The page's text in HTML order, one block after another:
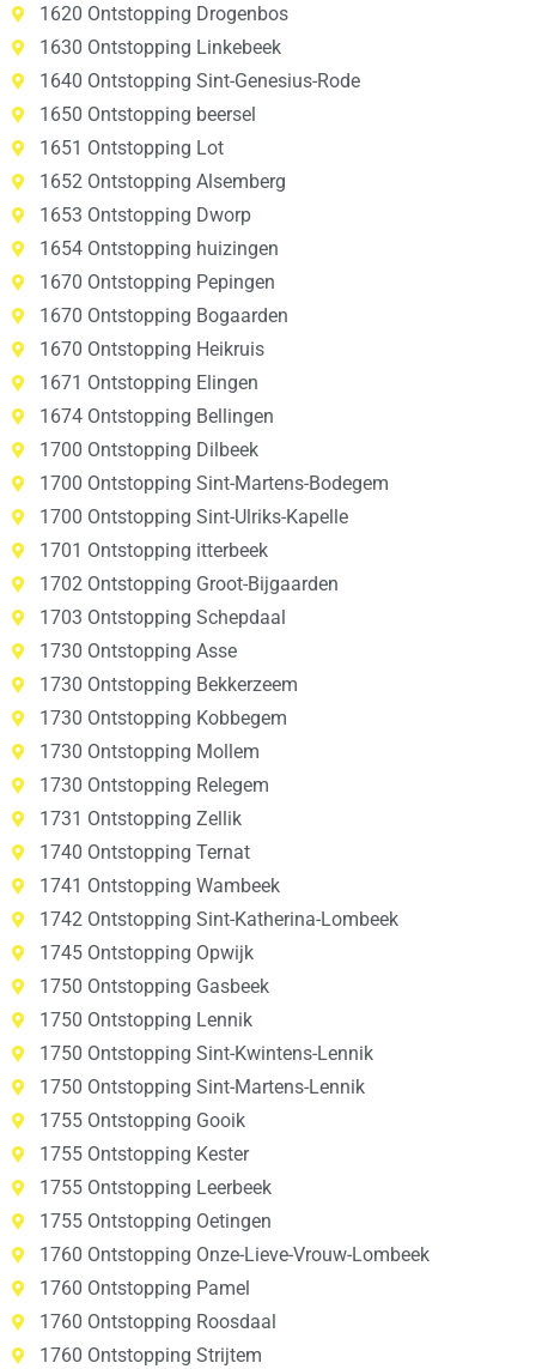
1620 Ontstopping Drogenbos
1630 Ontstopping Linkebeek
1640 Ontstopping Sint-Genesius-Rode
1650 Ontstopping beersel
1651 Ontstopping Lot
1652 Ontstopping Alsemberg
1653 Ontstopping Dworp
1654 Ontstopping huizingen
1670 Ontstopping Pepingen
1670 Ontstopping Bogaarden
1670 Ontstopping Heikruis
1671 Ontstopping Elingen
1674 Ontstopping Bellingen
1700 Ontstopping Dilbeek
1700 Ontstopping Sint-Martens-Bodegem
1700 Ontstopping Sint-Ulriks-Kapelle
1701 Ontstopping itterbeek
1702 Ontstopping Groot-Bijgaarden
1703 Ontstopping Schepdaal
1730 Ontstopping Asse
1730 Ontstopping Bekkerzeem
1730 Ontstopping Kobbegem
1730 Ontstopping Mollem
1730 Ontstopping Relegem
1731 Ontstopping Zellik
1740 Ontstopping Ternat
1741 Ontstopping Wambeek
1742 Ontstopping Sint-Katherina-Lombeek
1745 Ontstopping Opwijk
1750 Ontstopping Gasbeek
1750 Ontstopping Lennik
1750 Ontstopping Sint-Kwintens-Lennik
1750 Ontstopping Sint-Martens-Lennik
1755 Ontstopping Gooik
1755 Ontstopping Kester
1755 Ontstopping Leerbeek
1755 Ontstopping Oetingen
1760 Ontstopping Onze-Lieve-Vrouw-Lombeek
1760 Ontstopping Pamel
1760 Ontstopping Roosdaal
1760 Ontstopping Strijtem